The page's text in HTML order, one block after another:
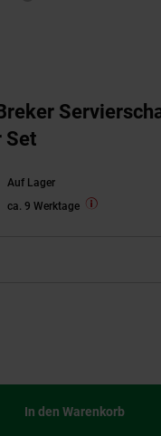
Set
Auf Lager
ca. 9 Werktage
In den Warenkorb